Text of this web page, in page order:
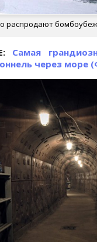
распродают
Самая
через